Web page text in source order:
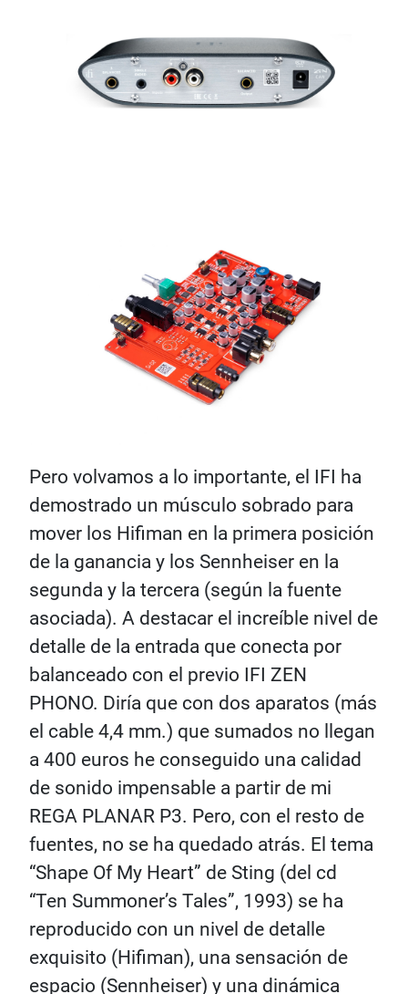
Pero volvamos a lo importante, el IFI ha
demostrado un músculo sobrado para
mover los Hifiman en la primera posición
de la ganancia y los Sennheiser en la
segunda y la tercera (según la fuente
asociada). A destacar el increíble nivel de
detalle de la entrada que conecta por
balanceado con el previo IFI ZEN
PHONO. Diría que con dos aparatos (más
el cable 4,4 mm.) que sumados no llegan
a 400 euros he conseguido una calidad
de sonido impensable a partir de mi
REGA PLANAR P3. Pero, con el resto de
fuentes, no se ha quedado atrás. El tema
“Shape Of My Heart” de Sting (del cd
“Ten Summoner’s Tales”, 1993) se ha
reproducido con un nivel de detalle
exquisito (Hifiman), una sensación de
espacio (Sennheiser) y una dinámica